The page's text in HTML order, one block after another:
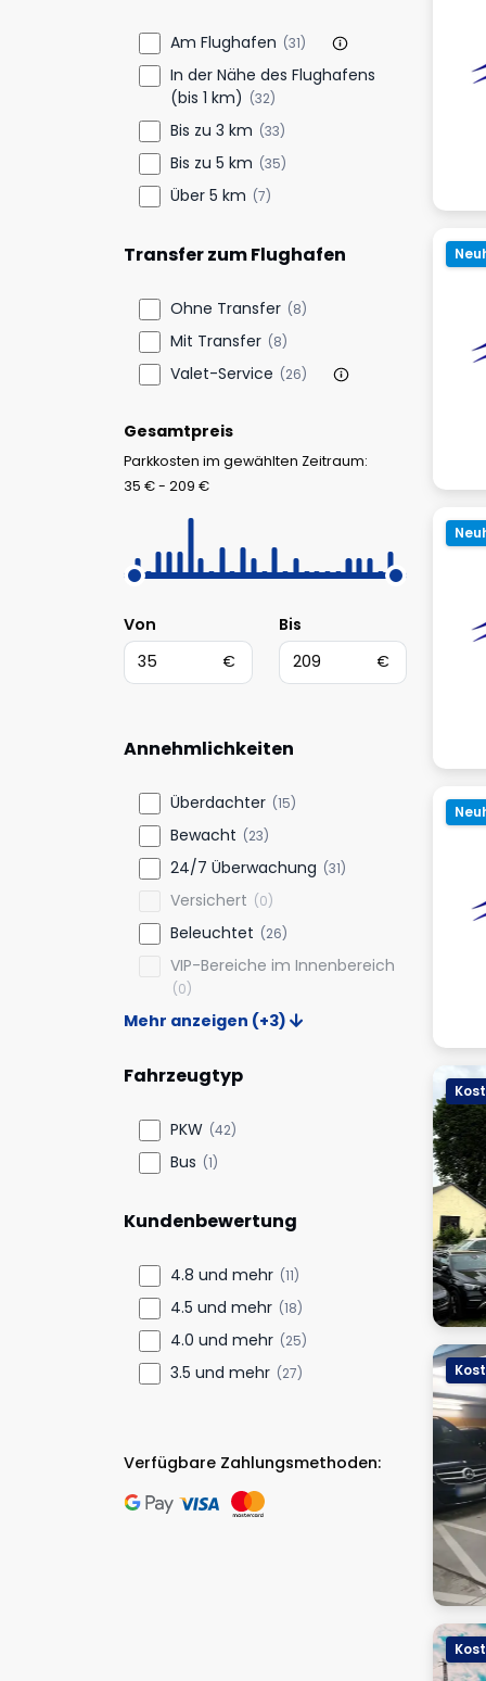
Am Flughafen (31)
In der Nähe des Flughafens
(bis 1 km) (32)
Bis zu 3 km (33)
Bis zu 5 km (35)
Über 5 km (7)
Transfer zum Flughafen
Ohne Transfer (8)
Mit Transfer (8)
Valet-Service (26)
Gesamtpreis
Parkkosten im gewählten Zeitraum:
35 € - 209 €
Von
€
Bis
€
Annehmlichkeiten
Überdachter (15)
Bewacht (23)
24/7 Überwachung (31)
Versichert (0)
Beleuchtet (26)
VIP-Bereiche im Innenbereich
(0)
Mehr anzeigen (+3)
Fahrzeugtyp
PKW (42)
Bus (1)
Kundenbewertung
4.8 und mehr (11)
4.5 und mehr (18)
4.0 und mehr (25)
3.5 und mehr (27)
Verfügbare Zahlungsmethoden: